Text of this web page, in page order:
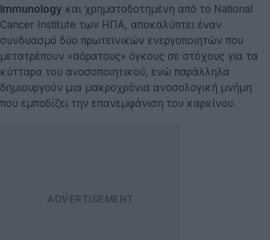
Immunology και χρηματοδοτημένη από το National
Cancer Institute των ΗΠΑ, αποκαλύπτει έναν
συνδυασμό δύο πρωτεϊνικών ενεργοποιητών που
μετατρέπουν «αόρατους» όγκους σε στόχους για τα
κύτταρα του ανοσοποιητικού, ενώ παράλληλα
δημιουργούν μια μακροχρόνια ανοσολογική μνήμη
που εμποδίζει την επανεμφάνιση του καρκίνου.